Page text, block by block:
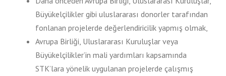
Büyükelçilikler gibi uluslararası donorler tarafından
fonlanan projelerde değerlendiricilik yapmış olmak,
Avrupa Birliği, Uluslararası Kuruluşlar veya
Büyükelçilikler’in mali yardımları kapsamında
STK’lara yönelik uygulanan projelerde çalışmış